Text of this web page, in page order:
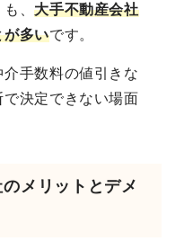
も、大手不動産会社
が多いです。
手数料の値引きな
決定できない場面
メリットとデメ